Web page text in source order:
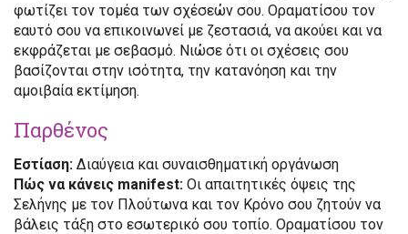
φωτίζει τον τομέα των σχέσεών σου. Οραματίσου τον
εαυτό σου να επικοινωνεί με ζεστασιά, να ακούει και να
εκφράζεται με σεβασμό. Νιώσε ότι οι σχέσεις σου
βασίζονται στην ισότητα, την κατανόηση και την
αμοιβαία εκτίμηση.
Παρθένος
Εστίαση: Διαύγεια και συναισθηματική οργάνωση
Πώς να κάνεις manifest: Οι απαιτητικές όψεις της
Σελήνης με τον Πλούτωνα και τον Κρόνο σου ζητούν να
βάλεις τάξη στο εσωτερικό σου τοπίο. Οραματίσου τον